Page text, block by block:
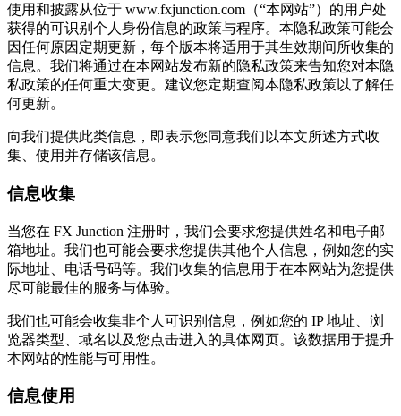
使用和披露从位于 www.fxjunction.com（“本网站”）的用户处
获得的可识别个人身份信息的政策与程序。本隐私政策可能会
因任何原因定期更新，每个版本将适用于其生效期间所收集的
信息。我们将通过在本网站发布新的隐私政策来告知您对本隐
私政策的任何重大变更。建议您定期查阅本隐私政策以了解任
何更新。
向我们提供此类信息，即表示您同意我们以本文所述方式收
集、使用并存储该信息。
信息收集
当您在 FX Junction 注册时，我们会要求您提供姓名和电子邮
箱地址。我们也可能会要求您提供其他个人信息，例如您的实
际地址、电话号码等。我们收集的信息用于在本网站为您提供
尽可能最佳的服务与体验。
我们也可能会收集非个人可识别信息，例如您的 IP 地址、浏
览器类型、域名以及您点击进入的具体网页。该数据用于提升
本网站的性能与可用性。
信息使用